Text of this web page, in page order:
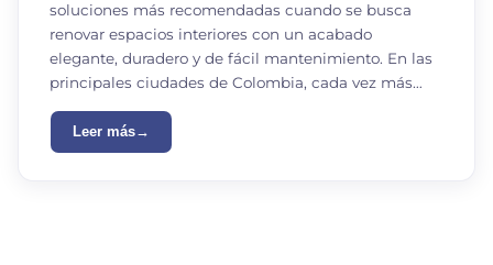
soluciones más recomendadas cuando se busca
renovar espacios interiores con un acabado
elegante, duradero y de fácil mantenimiento. En las
principales ciudades de Colombia, cada vez más…
Leer más